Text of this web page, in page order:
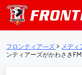
メインナビゲ
フロンティア―ズ > メディ
ンティアーズがかわさき